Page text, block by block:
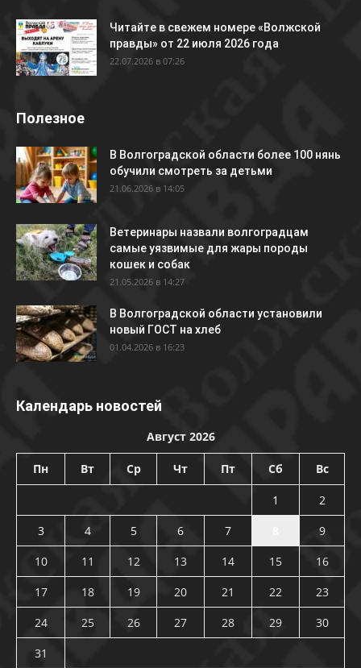
Читайте в свежем номере «Волжской
правды» от 22 июля 2026 года
22.07.2026 в 07:26
Полезное
В Волгоградской области более 100 нянь
обучили смотреть за детьми
21.06.2026 в 14:05
Ветеринары назвали волгоградцам
самые уязвимые для жары породы
кошек и собак
21.05.2026 в 14:27
В Волгоградской области установили
новый ГОСТ на хлеб
01.04.2026 в 16:23
Календарь новостей
Август 2026
Пн Вт Ср Чт Пт Сб Вс
1
2
3
4 5 6 7
9
10
11 12 13 14 15
16
17
18 19 20 21 22
23
24
25 26 27 28 29
30
31